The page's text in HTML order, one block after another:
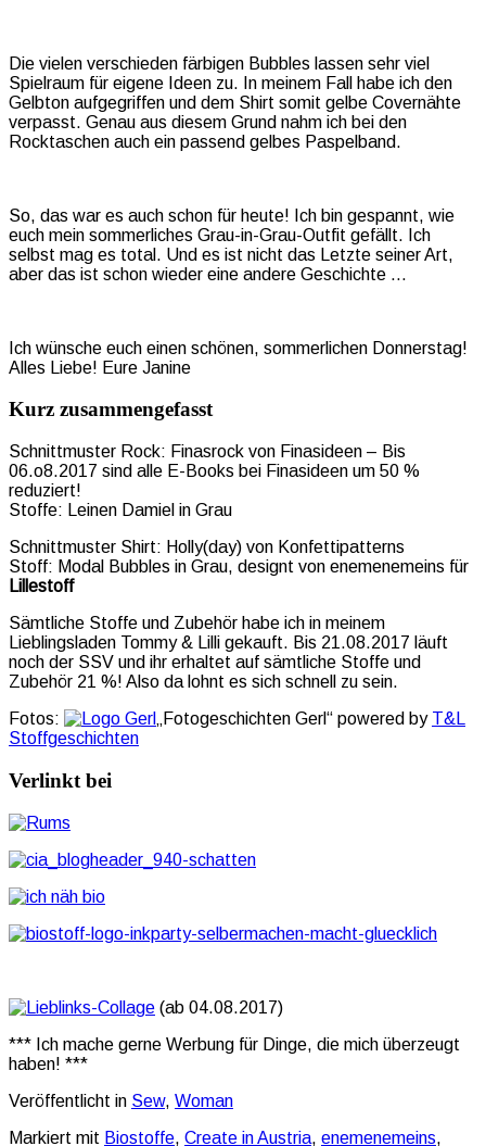
Die vielen verschieden färbigen Bubbles lassen sehr viel
Spielraum für eigene Ideen zu. In meinem Fall habe ich den
Gelbton aufgegriffen und dem Shirt somit gelbe Covernähte
verpasst. Genau aus diesem Grund nahm ich bei den
Rocktaschen auch ein passend gelbes Paspelband.
So, das war es auch schon für heute! Ich bin gespannt, wie
euch mein sommerliches Grau-in-Grau-Outfit gefällt. Ich
selbst mag es total. Und es ist nicht das Letzte seiner Art,
aber das ist schon wieder eine andere Geschichte …
Ich wünsche euch einen schönen, sommerlichen Donnerstag!
Alles Liebe! Eure Janine
Kurz zusammengefasst
Schnittmuster Rock: Finasrock von Finasideen – Bis
06.o8.2017 sind alle E-Books bei Finasideen um 50 %
reduziert!
Stoffe: Leinen Damiel in Grau
Schnittmuster Shirt: Holly(day) von Konfettipatterns
Stoff: Modal Bubbles in Grau, designt von enemenemeins für
Lillestoff
Sämtliche Stoffe und Zubehör habe ich in meinem
Lieblingsladen Tommy & Lilli gekauft. Bis 21.08.2017 läuft
noch der SSV und ihr erhaltet auf sämtliche Stoffe und
Zubehör 21 %! Also da lohnt es sich schnell zu sein.
Fotos:
„Fotogeschichten Gerl“ powered by T&L
Stoffgeschichten
Verlinkt bei
(ab 04.08.2017)
*** Ich mache gerne Werbung für Dinge, die mich überzeugt
haben! ***
Veröffentlicht in Sew, Woman
Markiert mit Biostoffe, Create in Austria, enemenemeins,